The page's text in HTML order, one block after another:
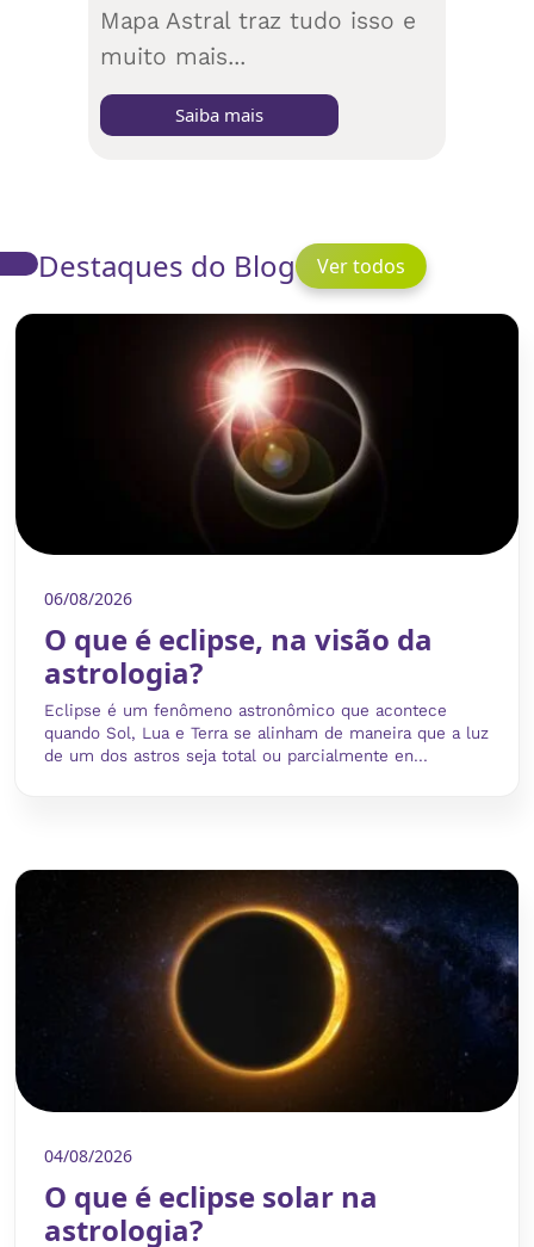
Mapa Astral traz tudo isso e
muito mais...
Saiba mais
Destaques do Blog Ver todos
06/08/2026
O que é eclipse, na visão da
astrologia?
Eclipse é um fenômeno astronômico que acontece
quando Sol, Lua e Terra se alinham de maneira que a luz
de um dos astros seja total ou parcialmente en...
04/08/2026
O que é eclipse solar na
astrologia?